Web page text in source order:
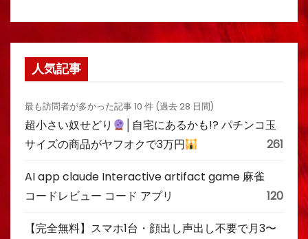
人気記事
最も訪問者が多かった記事 10 件 (過去 28 日間)
超小さい奴せどり
│自宅にあるかも!? パチンコ玉
サイズの商品がヤフオクで3万円
261
AI app claude Interactive artifact game 麻雀
コードレビュー コード アプリ
120
【完全無料】スマホ1台・顔出し声出し不要で月3〜